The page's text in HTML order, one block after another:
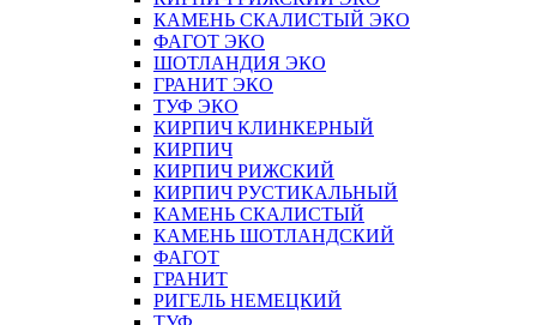
КАМЕНЬ СКАЛИСТЫЙ ЭКО
ФАГОТ ЭКО
ШОТЛАНДИЯ ЭКО
ГРАНИТ ЭКО
ТУФ ЭКО
КИРПИЧ КЛИНКЕРНЫЙ
КИРПИЧ
КИРПИЧ РИЖСКИЙ
КИРПИЧ РУСТИКАЛЬНЫЙ
КАМЕНЬ СКАЛИСТЫЙ
КАМЕНЬ ШОТЛАНДСКИЙ
ФАГОТ
ГРАНИТ
РИГЕЛЬ НЕМЕЦКИЙ